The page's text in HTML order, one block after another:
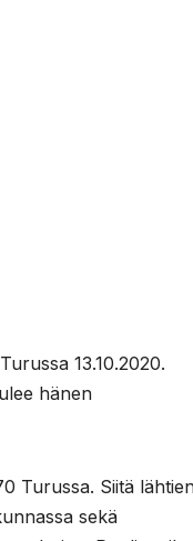
13.10.2020.
hänen
Turussa. Siitä
sekä